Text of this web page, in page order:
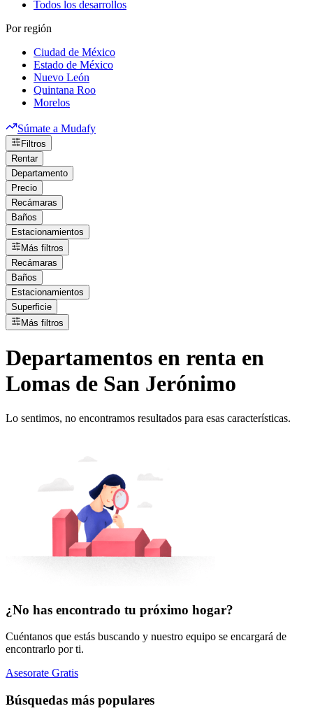
Todos los desarrollos
Por región
Ciudad de México
Estado de México
Nuevo León
Quintana Roo
Morelos
Súmate a Mudafy
Filtros
Rentar
Departamento
Precio
Recámaras
Baños
Estacionamientos
Más filtros
Recámaras
Baños
Estacionamientos
Superficie
Más filtros
Departamentos en renta en
Lomas de San Jerónimo
Lo sentimos, no encontramos resultados para esas características.
¿No has encontrado tu próximo hogar?
Cuéntanos que estás buscando y nuestro equipo se encargará de
encontrarlo por ti.
Asesorate Gratis
Búsquedas más populares